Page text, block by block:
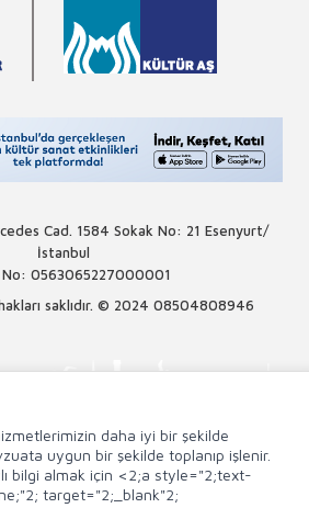
Cad. 1584 Sokak No: 21 Esenyurt/
İstanbul
No: 0563065227000001
saklıdır. © 2024 08504808946
daha iyi bir şekilde
uygun bir şekilde toplanıp işlenir.
bilgi almak için <2;a style="2;text-
target="2;_blank"2;